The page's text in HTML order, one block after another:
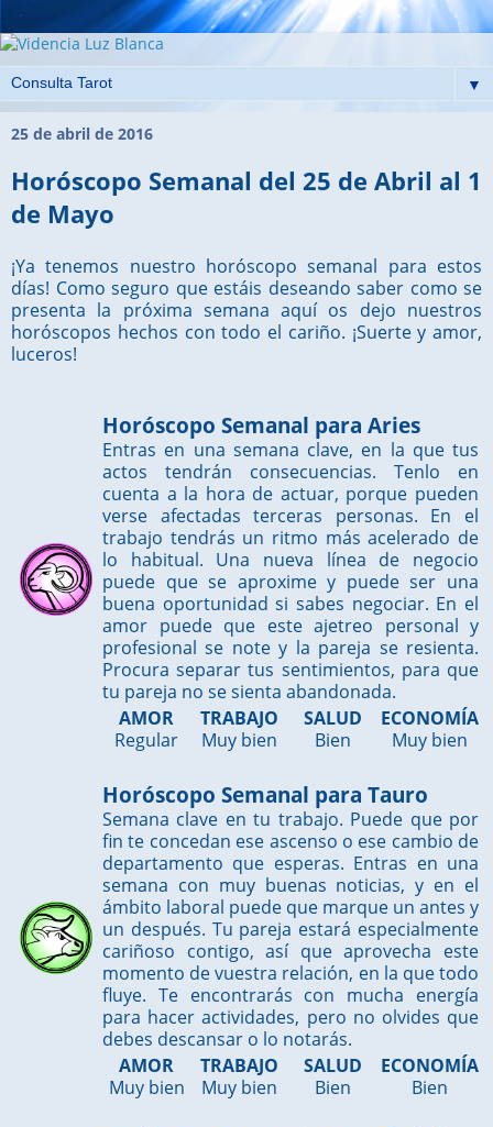
▼
25 de abril de 2016
Horóscopo Semanal del 25 de Abril al 1
de Mayo
¡Ya tenemos nuestro horóscopo semanal para estos
días! Como seguro que estáis deseando saber como se
presenta la próxima semana aquí os dejo nuestros
horóscopos hechos con todo el cariño. ¡Suerte y amor,
luceros!
Horóscopo Semanal para Aries
Entras en una semana clave, en la que tus
actos tendrán consecuencias. Tenlo en
cuenta a la hora de actuar, porque pueden
verse afectadas terceras personas. En el
trabajo tendrás un ritmo más acelerado de
lo habitual. Una nueva línea de negocio
puede que se aproxime y puede ser una
buena oportunidad si sabes negociar. En el
amor puede que este ajetreo personal y
profesional se note y la pareja se resienta.
Procura separar tus sentimientos, para que
tu pareja no se sienta abandonada.
AMOR
Regular
TRABAJO
Muy bien
SALUD
Bien
ECONOMÍA
Muy bien
Horóscopo Semanal para Tauro
Semana clave en tu trabajo. Puede que por
fin te concedan ese ascenso o ese cambio de
departamento que esperas. Entras en una
semana con muy buenas noticias, y en el
ámbito laboral puede que marque un antes y
un después. Tu pareja estará especialmente
cariñoso contigo, así que aprovecha este
momento de vuestra relación, en la que todo
fluye. Te encontrarás con mucha energía
para hacer actividades, pero no olvides que
debes descansar o lo notarás.
AMOR
Muy bien
TRABAJO
Muy bien
SALUD
Bien
ECONOMÍA
Bien